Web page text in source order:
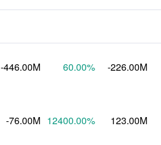
-446.00M 60.00% -226.00M
-76.00M 12400.00% 123.00M